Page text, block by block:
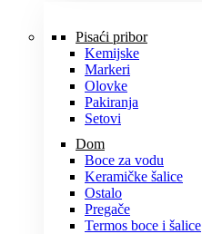
Pisaći pribor
Kemijske
Markeri
Olovke
Pakiranja
Setovi
Dom
Boce za vodu
Keramičke šalice
Ostalo
Pregače
Termos boce i šalice